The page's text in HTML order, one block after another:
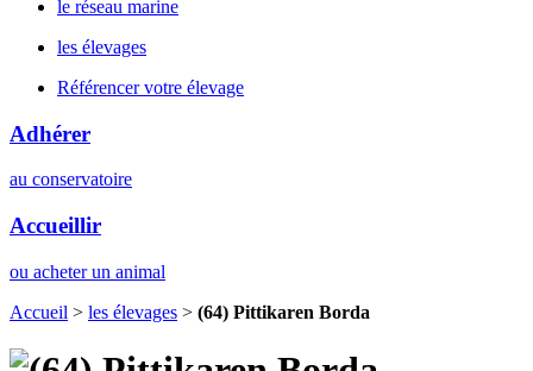
le réseau marine
les élevages
Référencer votre élevage
Adhérer
au conservatoire
Accueillir
ou acheter un animal
Accueil > les élevages > (64) Pittikaren Borda